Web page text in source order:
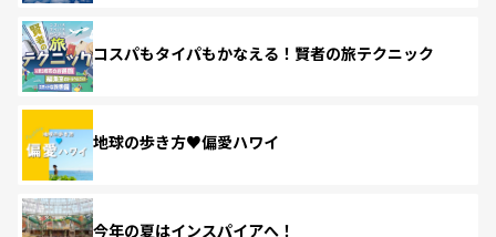
コスパもタイパもかなえる！賢者の旅テクニック
地球の歩き方♥偏愛ハワイ
今年の夏はインスパイアへ！